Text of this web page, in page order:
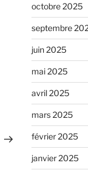
octobre 2025
septembre
juin 2025
mai 2025
avril 2025
mars 2025
février 2025
janvier 2025